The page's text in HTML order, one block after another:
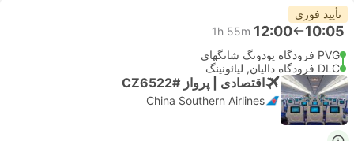
تأیید فوری
10:05
12:00
1h 55m
PVG فرودگاه پودونگ شانگهای
DLC فرودگاه دالیان, لیائونینگ
اقتصادی | پرواز #CZ6522
China Southern Airlines